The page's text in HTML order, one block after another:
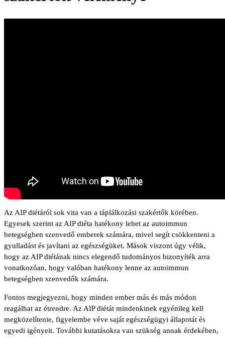
Az AIP diétáról sok vita van a táplálkozási szakértők körében.
Egyesek szerint az AIP diéta hatékony lehet az autoimmun
betegségben szenvedő emberek számára, mivel segít csökkenteni a
gyulladást és javítani az egészségüket. Mások viszont úgy vélik,
hogy az AIP diétának nincs elegendő tudományos bizonyíték arra
vonatkozóan, hogy valóban hatékony lenne az autoimmun
betegségben szenvedők számára.
Fontos megjegyezni, hogy minden ember más és más módon
reagálhat az étrendre. Az AIP diétát mindenkinek egyénileg kell
megközelítenie, figyelembe véve saját egészségügyi állapotát és
egyedi igényeit. További kutatásokra van szükség annak érdekében,